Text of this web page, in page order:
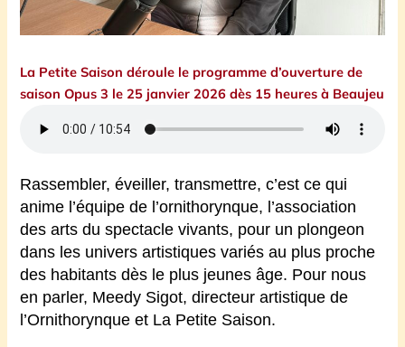
La Petite Saison déroule le programme d’ouverture de
saison Opus 3 le 25 janvier 2026 dès 15 heures à Beaujeu
Rassembler, éveiller, transmettre, c’est ce qui
anime l’équipe de l’ornithorynque, l’association
des arts du spectacle vivants, pour un plongeon
dans les univers artistiques variés au plus proche
des habitants dès le plus jeunes âge. Pour nous
en parler, Meedy Sigot, directeur artistique de
l’Ornithorynque et La Petite Saison.